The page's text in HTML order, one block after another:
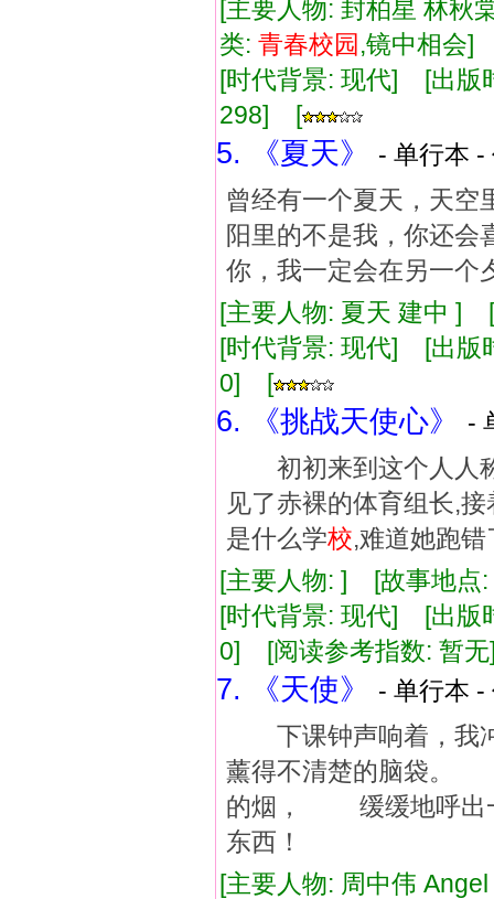
[主要人物: 封柏星 林
类: 青春校园,镜中相
[时代背景: 现代] [出
298] [
5. 《夏天》
- 单行本
曾经有一个夏天，天空
阳里的不是我，你还会
你，我一定会在另一
[主要人物: 夏天 建中 ]
[时代背景: 现代] [出
0] [
6. 《挑战天使心》
-
初初来到这个人人
见了赤裸的体育组长,
是什么学校,难道她跑错
[主要人物: ] [故事地
[时代背景: 现代] [出
0] [阅读参考指数: 暂无
7. 《天使》
- 单行本
下课钟声响着，
薰得不清楚的脑袋
的烟， 缓缓地呼出
东西！
[主要人物: 周中伟